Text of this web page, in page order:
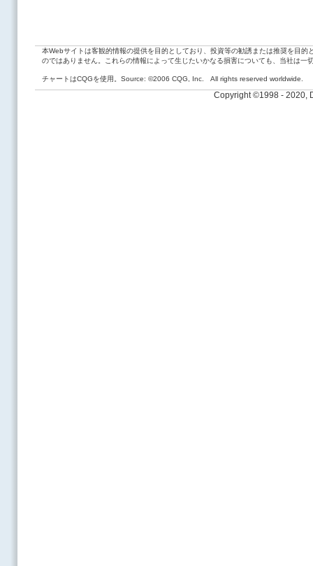
本Webサイトは客観的情報の提供を目的としており、投資等の勧誘または推奨を目
のではありません。これらの情報によって生じたいかなる損害についても、当社は一
チャートはCQGを使用。Source: ©2006 CQG, Inc. All rights reserved worldwide.
Copyright ©1998 - 2020,